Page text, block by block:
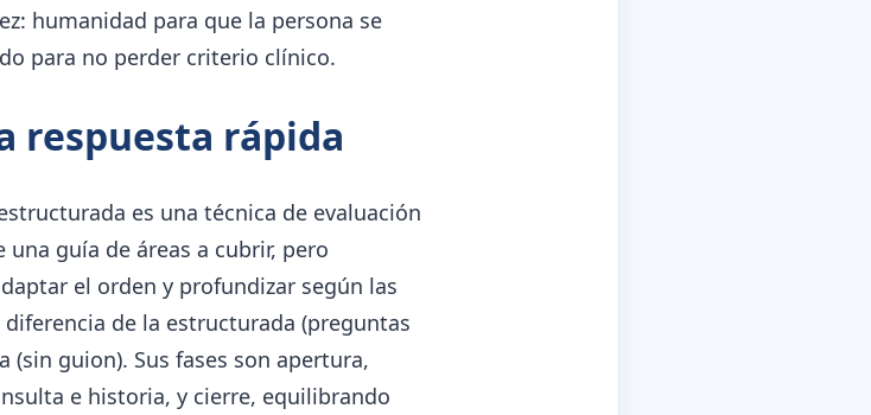
humanidad para que la persona se
para no perder criterio clínico.
respuesta rápida
es una técnica de evaluación
guía de áreas a cubrir, pero
el orden y profundizar según las
de la estructurada (preguntas
(sin guion). Sus fases son apertura,
e historia, y cierre, equilibrando